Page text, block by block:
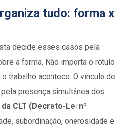
tudo: forma x
decide esses casos pela
a forma. Não importa o rótulo
trabalho acontece. O vínculo de
presença simultânea dos
CLT (Decreto-Lei nº
subordinação, onerosidade e